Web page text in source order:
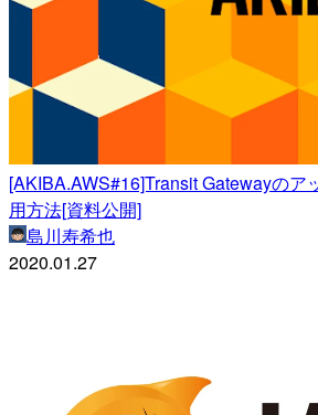
[AKIBA.AWS#16]Transit Gatewayのア
用方法[資料公開]
島川寿希也
2020.01.27